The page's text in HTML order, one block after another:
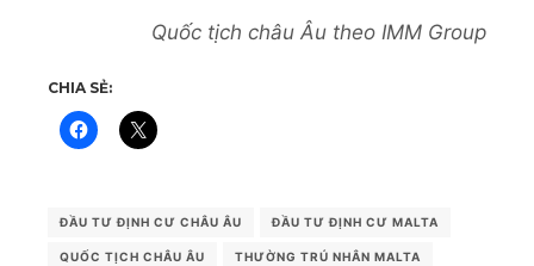
Quốc tịch châu Âu theo IMM Group
CHIA SẺ:
ĐẦU TƯ ĐỊNH CƯ CHÂU ÂU ĐẦU TƯ ĐỊNH CƯ MALTA
QUỐC TỊCH CHÂU ÂU THƯỜNG TRÚ NHÂN MALTA